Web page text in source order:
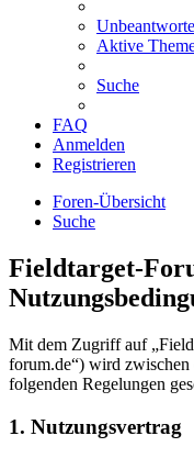
Aktive
Suche
FAQ
Anmelden
Registrieren
Foren-Übersicht
Suche
Fieldtarget-
Mit dem Zugriff auf
forum.de“) wird
folgenden Regelungen
1. Nutzungsvertrag